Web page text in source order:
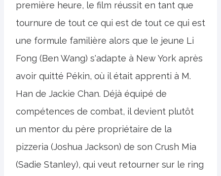
première heure, le film réussit en tant que
tournure de tout ce qui est de tout ce qui est
une formule familière alors que le jeune Li
Fong (Ben Wang) s'adapte à New York après
avoir quitté Pékin, où il était apprenti à M.
Han de Jackie Chan. Déjà équipé de
compétences de combat, il devient plutôt
un mentor du père propriétaire de la
pizzeria (Joshua Jackson) de son Crush Mia
(Sadie Stanley), qui veut retourner sur le ring